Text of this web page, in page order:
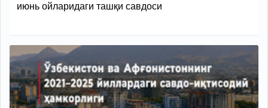
июнь ойларидаги ташқи савдоси